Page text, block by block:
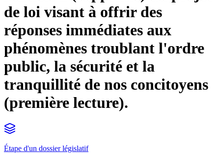
de loi visant à offrir des
réponses immédiates aux
phénomènes troublant l'ordre
public, la sécurité et la
tranquillité de nos concitoyens
(première lecture).
Étape d'un dossier législatif